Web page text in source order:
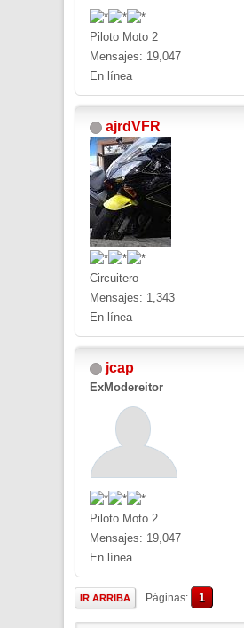
Piloto Moto 2
Mensajes: 19,047
En línea
ajrdVFR
Circuitero
Mensajes: 1,343
En línea
jcap
ExModereitor
Piloto Moto 2
Mensajes: 19,047
En línea
IR ARRIBA Páginas 1